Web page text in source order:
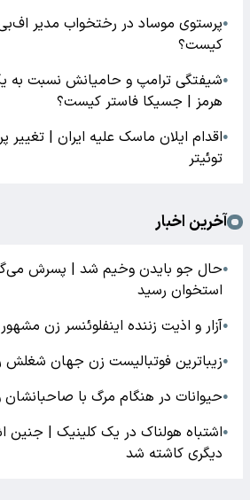
●پرستوی موساد در رختخواب مدیر
کیست؟
●شیفتگی ترامپ و حامیانش نسبت به
هرمز | جسیکا فاستر کیست؟
●اقدام ایلان ماسک علیه ایران | تغییر
توئیتر
آخرین اخبار
●حال جو بایدن وخیم شد | پسرش
استخوان رسید
●آزار و اذیت زننده اینفلوئنسر زن
●زیباترین فوتبالیست زن جهان شغلش
●حیوانات در هنگام مرگ با صاحبانشان
●اشتباه هولناک در یک کلینیک | جنین
دیگری کاشته شد